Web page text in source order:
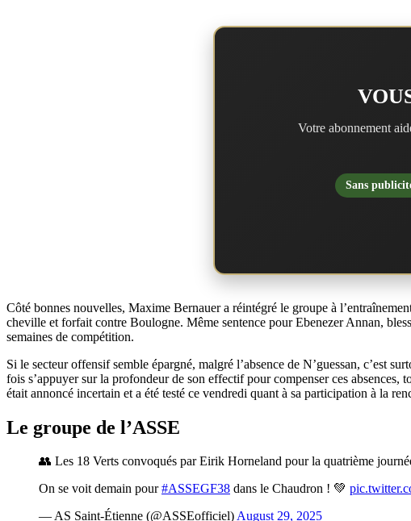
Votre abonnement
Sans
Côté bonnes nouvelles, Maxime Bernauer a réintégré le groupe à
cheville et forfait contre Boulogne. Même sentence pour Ebenezer Annan,
semaines de compétition.
Si le secteur offensif semble épargné, malgré l’absence de N’guessan, c’est
fois s’appuyer sur la profondeur de son effectif pour compenser ces
était annoncé incertain et a été testé ce vendredi quant à sa participation à la
Le groupe de l’ASSE
👥 Les 18 Verts convoqués par Eirik Horneland pour la quatrième
On se voit demain pour#ASSEGF38 dans le Chaudron ! 💚
— AS Saint-Étienne (@ASSEofficiel)August 29, 2025